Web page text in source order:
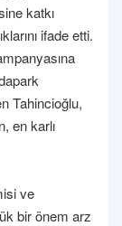
katkı
ifade etti.
Tahincioğlu,
en karlı
ve
bir önem arz